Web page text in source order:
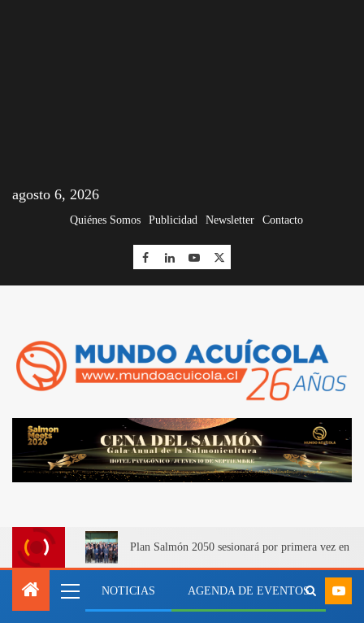
agosto 6, 2026
Quiénes Somos Publicidad Newsletter Contacto
Plan Salmón 2050 sesionará por primera vez en
NOTICIAS AGENDA DE EVENTOS